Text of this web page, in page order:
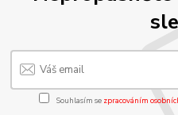
Souhlasím se zpracováním